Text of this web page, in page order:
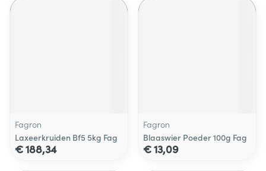
Fagron
Laxeerkruiden Bf5 5kg Fag
€ 188,34
Fagron
Blaaswier Poeder 100g Fag
€ 13,09